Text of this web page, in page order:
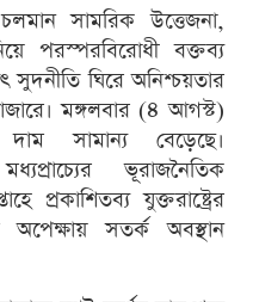
সামরিক উত্তেজনা,
পরস্পরবিরোধী বক্তব্য
সুদনীতি ঘিরে অনিশ্চয়তার
মঙ্গলবার (৪ আগস্ট)
সামান্য বেড়েছে।
ভূরাজনৈতিক
প্রকাশিতব্য যুক্তরাষ্ট্রের
অপেক্ষায় সতর্ক অবস্থান